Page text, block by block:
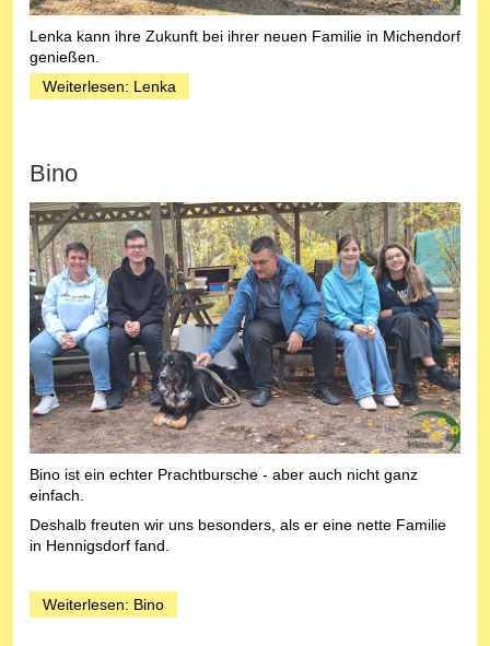
Lenka kann ihre Zukunft bei ihrer neuen Familie in Michendorf
genießen.
Weiterlesen: Lenka
Bino
Bino ist ein echter Prachtbursche - aber auch nicht ganz
einfach.
Deshalb freuten wir uns besonders, als er eine nette Familie
in Hennigsdorf fand.
Weiterlesen: Bino